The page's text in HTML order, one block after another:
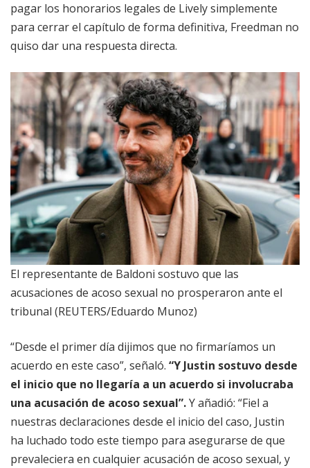
pagar los honorarios legales de Lively simplemente
para cerrar el capítulo de forma definitiva, Freedman no
quiso dar una respuesta directa.
El representante de Baldoni sostuvo que las
acusaciones de acoso sexual no prosperaron ante el
tribunal (REUTERS/Eduardo Munoz)
“Desde el primer día dijimos que no firmaríamos un
acuerdo en este caso”, señaló. “Y Justin sostuvo desde
el inicio que no llegaría a un acuerdo si involucraba
una acusación de acoso sexual”.Y añadió: “Fiel a
nuestras declaraciones desde el inicio del caso, Justin
ha luchado todo este tiempo para asegurarse de que
prevaleciera en cualquier acusación de acoso sexual, y